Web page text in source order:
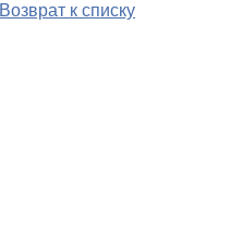
Возврат к списку